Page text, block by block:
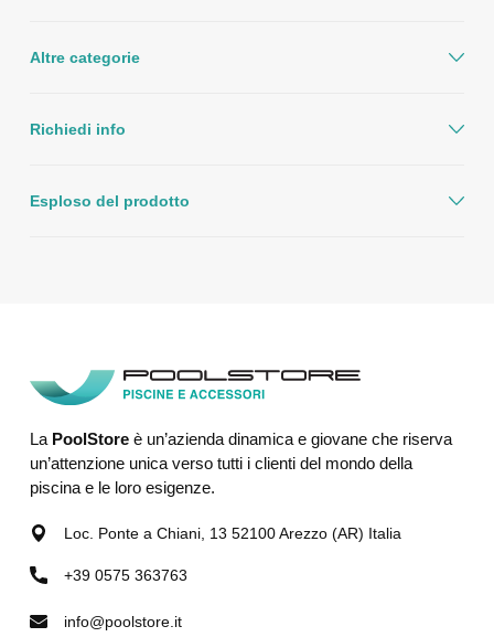
Altre categorie
Richiedi info
Esploso del prodotto
La PoolStoreè un’azienda dinamica e giovane che riserva
un’attenzione unica verso tutti i clienti del mondo della
piscina e le loro esigenze.
Loc. Ponte a Chiani, 13 52100 Arezzo (AR) Italia
+39 0575 363763
info@poolstore.it